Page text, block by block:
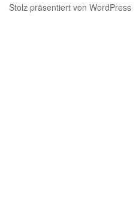
Stolz präsentiert von WordPress